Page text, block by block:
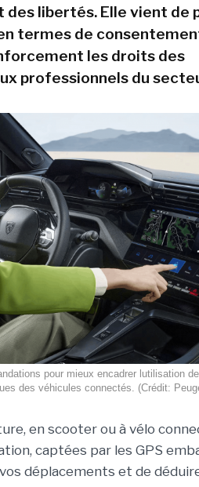
libertés. Elle vient de
termes de
les droits des
professionnels du
pour mieux encadrer lutilisation
des véhicules connectés. (Crédit:
en scooter ou à vélo
captées par les GPS
déplacements et de